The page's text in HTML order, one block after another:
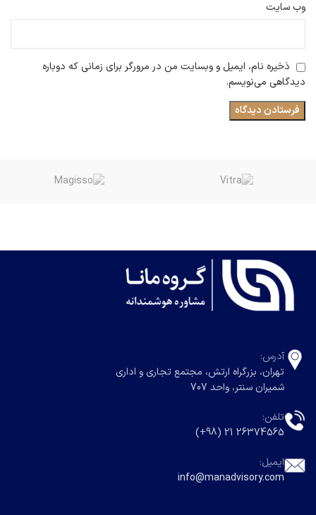
وب‌ سایت
ذخیره نام، ایمیل و وبسایت من در مرورگر برای زمانی که دوباره
دیدگاهی می‌نویسم.
آدرس:
تهران، بزرگراه ارتش، مجتمع تجاری و اداری
شمیران سنتر، واحد 707
تلفن:
26374565 21 (98+)
ایمیل:
info@manadvisory.com